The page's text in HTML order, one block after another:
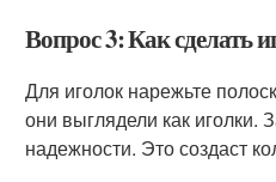
Вопрос 3: Как сделать
Для иголок нарежьте
они выглядели как иголки.
надежности. Это создаст